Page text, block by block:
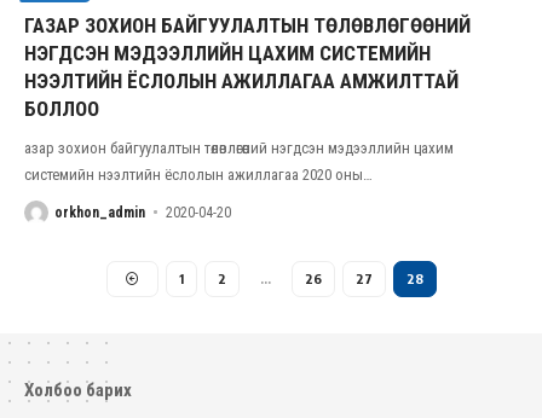
ГАЗАР ЗОХИОН БАЙГУУЛАЛТЫН ТӨЛӨВЛӨГӨӨНИЙ
НЭГДСЭН МЭДЭЭЛЛИЙН ЦАХИМ СИСТЕМИЙН
НЭЭЛТИЙН ЁСЛОЛЫН АЖИЛЛАГАА АМЖИЛТТАЙ
БОЛЛОО
азар зохион байгуулалтын төлөвлөгөөний нэгдсэн мэдээллийн цахим
системийн нээлтийн ёслолын ажиллагаа 2020 оны
orkhon_admin 2020-04-20
1 2 26 27 28
Холбоо барих